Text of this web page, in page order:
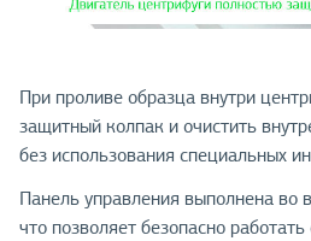
При проливе образца внутри
защитный колпак и очистить
без использования специальных
Панель управления выполнена во
что позволяет безопасно